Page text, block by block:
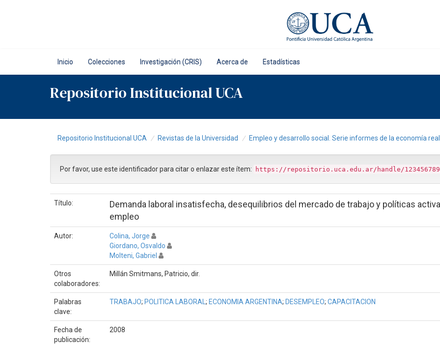
Inicio Colecciones Investigación (CRIS) Acerca de Estadísticas
Repositorio Institucional UCA
Repositorio Institucional UCA Revistas de la Universidad Empleo y desarrollo social. Serie informes de la economía real
Por favor, use este identificador para citar o enlazar este ítem: https://repositorio.uca.edu.ar/handle/
Título:
Demanda laboral insatisfecha, desequilibrios del mercado de trabajo y políticas
empleo
Autor:
Colina, Jorge
Giordano, Osvaldo
Molteni, Gabriel
Otros
colaboradores:
Millán Smitmans, Patricio, dir.
Palabras
clave:
TRABAJO; POLITICA LABORAL ; ECONOMIA ARGENTINA; DESEMPLEO; CAPACITACION
Fecha de
publicación:
2008